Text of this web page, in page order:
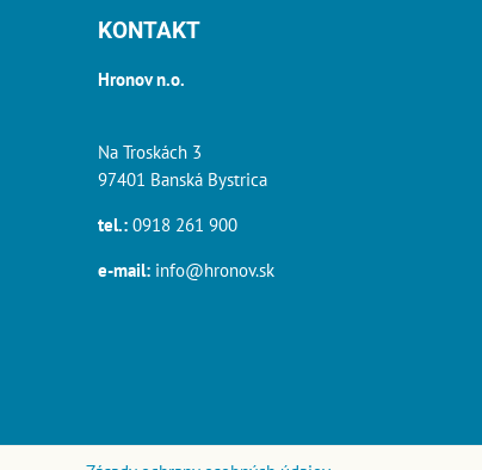
KONTAKT
Hronov n.o.
Na Troskách 3
97401 Banská Bystrica
tel.: 0918 261 900
e-mail: info@hronov.sk